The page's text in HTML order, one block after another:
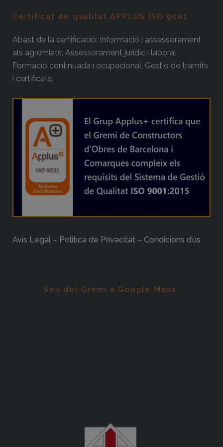
Certificat de qualitat APPLUS ISO 9001
Abast de la certificació: Informació i assessorament
als agremiats, Assessorament jurídic i laboral,
Formació continuada i ocupacional, Gestió de tràmits
i certificats.
Avís Legal – Política de Privacitat – Condicions d’ús
Seu del Gremi a Google Maps: